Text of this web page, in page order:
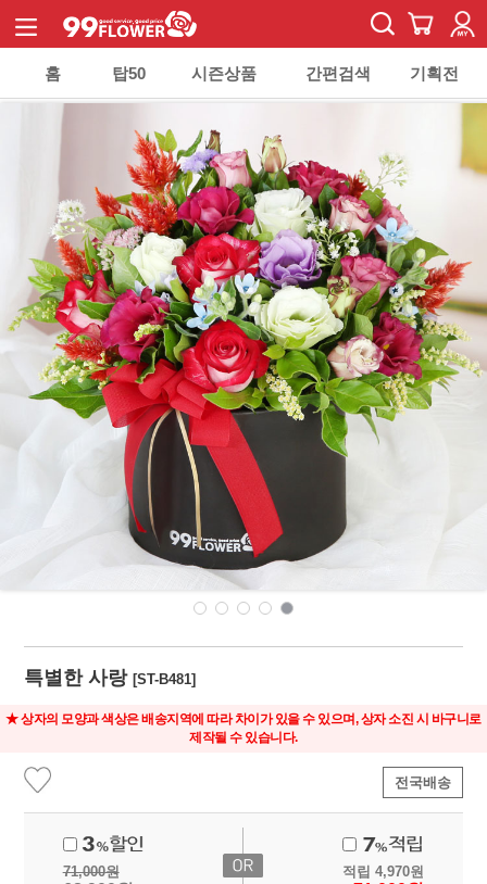
홈 탑50 시즌상품 간편검색 기획전
특별한 사랑[ST-B481]
★ 상자의 모양과 색상은 배송지역에 따라 차이가 있을 수 있으며, 상자 소진 시 바구니로
제작될 수 있습니다.
전국배송
71,000원 적립 4,970원